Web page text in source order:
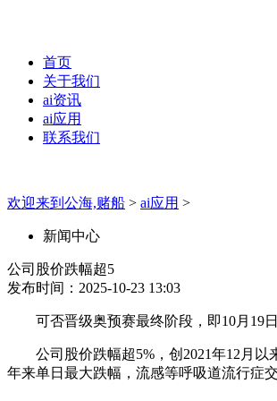
首页
关于我们
ai资讯
ai应用
联系我们
欢迎来到公海,赌船 > ai应用 >
新闻中心
公司股价跌幅超5
发布时间：2025-10-23 13:03
可否晋级奥预赛最终阶段，即10月19日
公司股价跌幅超5%，创2021年12月以
年来单日最大跌幅，流感等呼吸道流行症